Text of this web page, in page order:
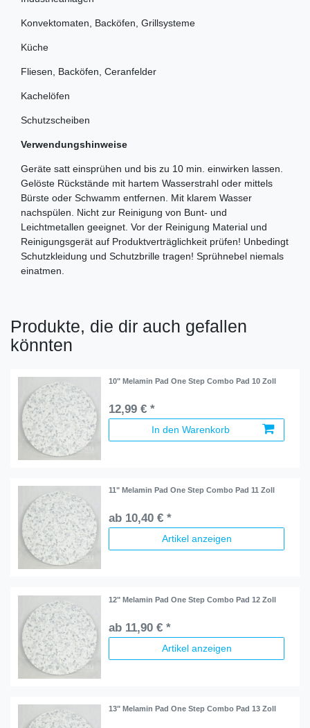
Konvektomaten, Backöfen, Grillsysteme
Küche
Fliesen, Backöfen, Ceranfelder
Kachelöfen
Schutzscheiben
Verwendungshinweise
Geräte satt einsprühen und bis zu 10 min. einwirken lassen.
Gelöste Rückstände mit hartem Wasserstrahl oder mittels
Bürste oder Schwamm entfernen. Mit klarem Wasser
nachspülen. Nicht zur Reinigung von Bunt- und
Leichtmetallen geeignet. Vor der Reinigung Material und
Reinigungsgerät auf Produktverträglichkeit prüfen! Unbedingt
Schutzkleidung und Schutzbrille tragen! Sprühnebel niemals
einatmen.
Produkte, die dir auch gefallen
könnten
10" Melamin Pad One Step Combo Pad 10 Zoll
12,99 € *
In den Warenkorb
11" Melamin Pad One Step Combo Pad 11 Zoll
ab 10,40 € *
Artikel anzeigen
12" Melamin Pad One Step Combo Pad 12 Zoll
ab 11,90 € *
Artikel anzeigen
13" Melamin Pad One Step Combo Pad 13 Zoll